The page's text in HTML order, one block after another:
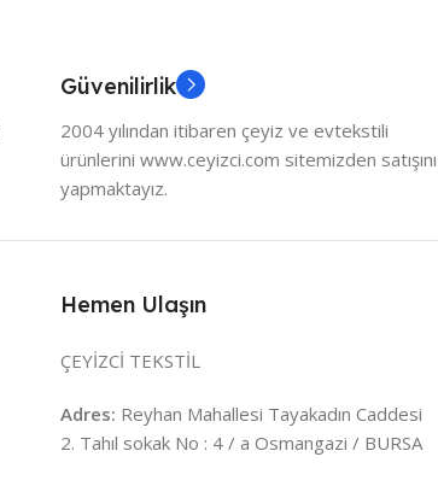
Güvenilirlik
2004 yılından itibaren çeyiz ve evtekstili
ürünlerini www.ceyizci.com sitemizden satışını
yapmaktayız.
Hemen Ulaşın
ÇEYİZCİ TEKSTİL
Adres: Reyhan Mahallesi Tayakadın Caddesi
2. Tahıl sokak No : 4 / a Osmangazi / BURSA